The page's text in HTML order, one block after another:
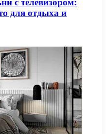
для отдыха и